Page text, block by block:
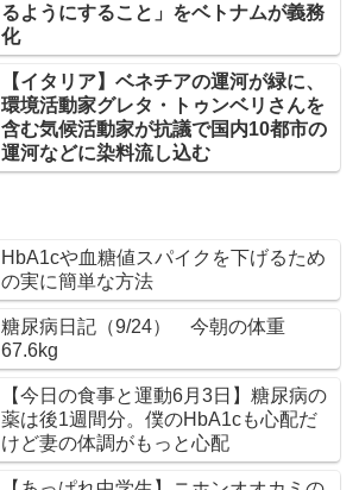
るようにすること」をベトナムが義務
化
【イタリア】ベネチアの運河が緑に、
環境活動家グレタ・トゥンベリさんを
含む気候活動家が抗議で国内10都市の
運河などに染料流し込む
HbA1cや血糖値スパイクを下げるため
の実に簡単な方法
糖尿病日記（9/24） 今朝の体重
67.6kg
【今日の食事と運動6月3日】糖尿病の
薬は後1週間分。僕のHbA1cも心配だ
けど妻の体調がもっと心配